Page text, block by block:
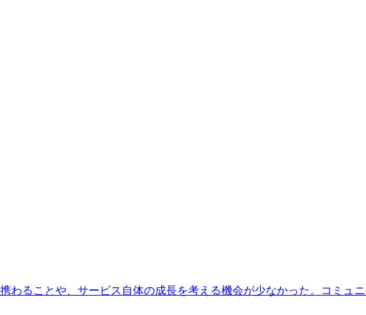
わることや、サービス自体の成長を考える機会が少なかった。コミュ